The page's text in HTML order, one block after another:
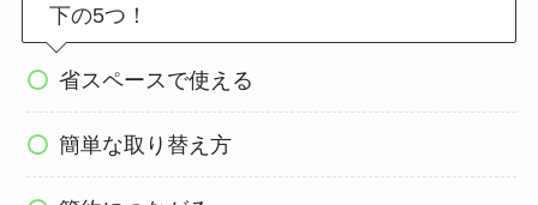
下の5つ！
省スペースで使える
簡単な取り替え方